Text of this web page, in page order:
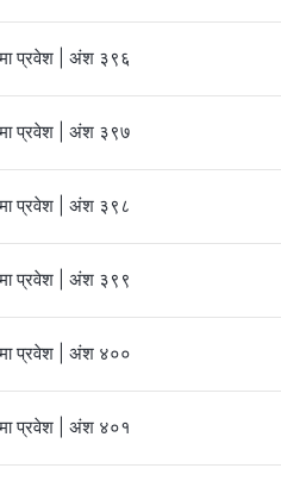
प्रवेश | अंश ३९६
प्रवेश | अंश ३९७
प्रवेश | अंश ३९८
प्रवेश | अंश ३९९
प्रवेश | अंश ४००
प्रवेश | अंश ४०१